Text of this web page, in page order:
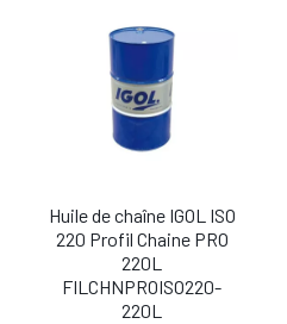
Huile de chaîne IGOL ISO
220 Profil Chaine PRO
220L
FILCHNPROISO220-
220L